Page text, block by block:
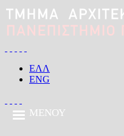
Παράκαμψη προς το κυρίως
ΕΛΛ
ENG
ΜΕΝΟΎ